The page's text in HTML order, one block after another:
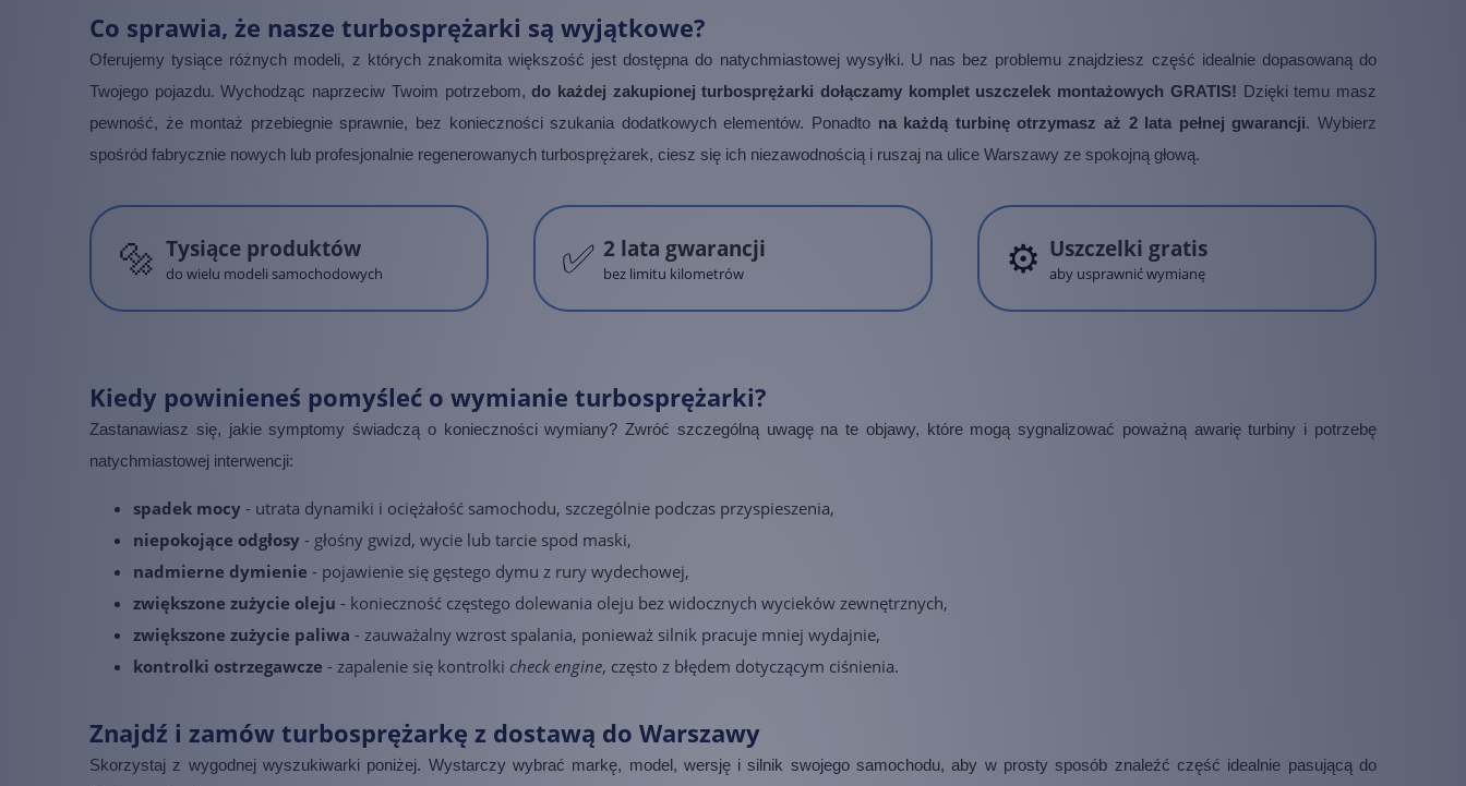
Co sprawia, że nasze turbosprężarki są wyjątkowe?
Oferujemy tysiące różnych modeli, z których znakomita większość jest dostępna do natychmiastowej wysyłki. U nas bez problemu znajdziesz część idealnie dopasowaną do
Twojego pojazdu. Wychodząc naprzeciw Twoim potrzebom,do każdej zakupionej turbosprężarki dołączamy komplet uszczelek montażowych GRATIS! Dzięki temu masz
pewność, że montaż przebiegnie sprawnie, bez konieczności szukania dodatkowych elementów. Ponadto na każdą turbinę otrzymasz aż 2 lata pełnej gwarancji. Wybierz
spośród fabrycznie nowych lub profesjonalnie regenerowanych turbosprężarek, ciesz się ich niezawodnością i ruszaj na ulice Warszawy ze spokojną głową.
🔩 Tysiące produktów
do wielu modeli samochodowych ✅ 2 lata gwarancji
bez limitu kilometrów ⚙️ Uszczelki gratis
aby usprawnić wymianę
Kiedy powinieneś pomyśleć o wymianie turbosprężarki?
Zastanawiasz się, jakie symptomy świadczą o konieczności wymiany? Zwróć szczególną uwagę na te objawy, które mogą sygnalizować poważną awarię turbiny i potrzebę
natychmiastowej interwencji:
spadek mocy - utrata dynamiki i ociężałość samochodu, szczególnie podczas przyspieszenia,
niepokojące odgłosy - głośny gwizd, wycie lub tarcie spod maski,
nadmierne dymienie - pojawienie się gęstego dymu z rury wydechowej,
zwiększone zużycie oleju - konieczność częstego dolewania oleju bez widocznych wycieków zewnętrznych,
zwiększone zużycie paliwa - zauważalny wzrost spalania, ponieważ silnik pracuje mniej wydajnie,
kontrolki ostrzegawcze - zapalenie się kontrolki check engine, często z błędem dotyczącym ciśnienia.
Znajdź i zamów turbosprężarkę z dostawą do Warszawy
Skorzystaj z wygodnej wyszukiwarki poniżej. Wystarczy wybrać markę, model, wersję i silnik swojego samochodu, aby w prosty sposób znaleźć część idealnie pasującą do